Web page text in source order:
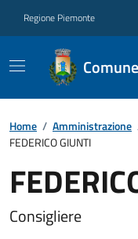
Regione Piemonte
Home / Amministrazione
FEDERICO GIUNTI
Consigliere